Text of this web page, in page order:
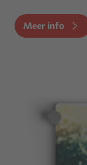
Meer info